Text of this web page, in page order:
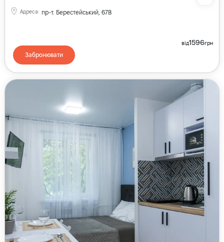
Адреса: пр-т. Берестейський, 67В
від1596грн
Забронювати